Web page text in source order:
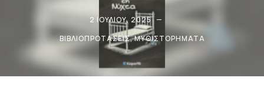
2 ΙΟΥΛΊΟΥ, 2025
ΒΙΒΛΙΟΠΡΟΤΆΣΕΙΣ,ΜΥΘΙΣΤΟΡΉΜΑΤΑ